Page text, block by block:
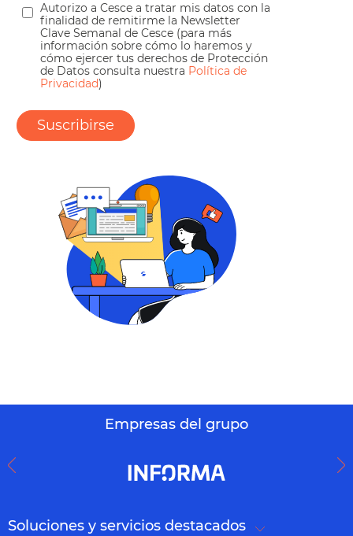
Autorizo a Cesce a tratar mis datos con la
finalidad de remitirme la Newsletter
Clave Semanal de Cesce (para más
información sobre cómo lo haremos y
cómo ejercer tus derechos de Protección
de Datos consulta nuestra Política de
Privacidad)
Empresas del grupo
Soluciones y servicios destacados